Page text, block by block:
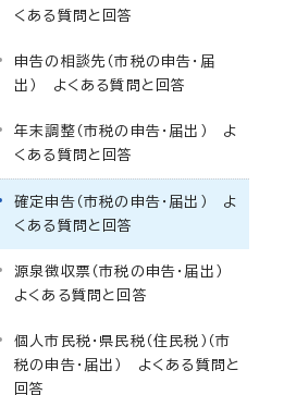
くある質問と回答
申告の相談先（市税の申告・届
出） よくある質問と回答
年末調整（市税の申告・届出） よ
くある質問と回答
確定申告（市税の申告・届出） よ
くある質問と回答
源泉徴収票（市税の申告・届出）
よくある質問と回答
個人市民税・県民税（住民税）（市
税の申告・届出） よくある質問と
回答